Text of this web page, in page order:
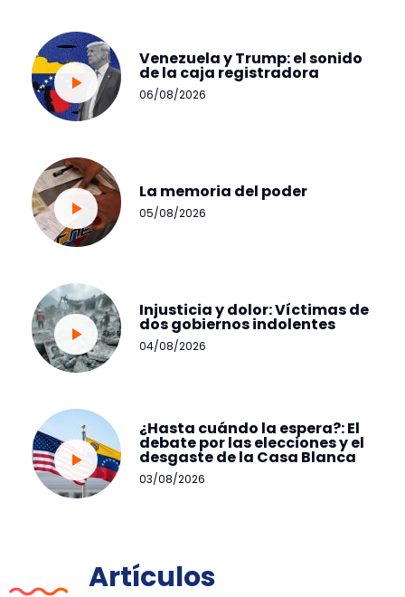
Venezuela y Trump: el sonido
de la caja registradora
06/08/2026
La memoria del poder
05/08/2026
Injusticia y dolor: Víctimas de
dos gobiernos indolentes
04/08/2026
¿Hasta cuándo la espera?: El
debate por las elecciones y el
desgaste de la Casa Blanca
03/08/2026
Artículos